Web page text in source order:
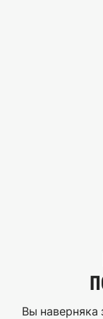
Вы наверняка